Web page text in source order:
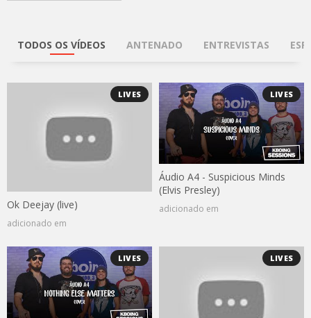
TODOS OS VÍDEOS ANTENADO ENTREVISTAS
LIVES
Ok Deejay (live)
adicionado em
LIVES
Áudio A4 - Suspicious Minds
(Elvis Presley)
adicionado em
LIVES LIVES